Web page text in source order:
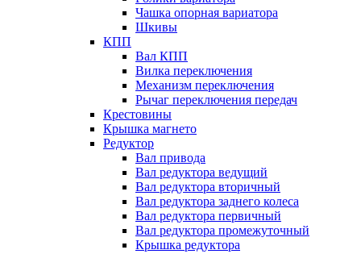
Чашка опорная вариатора
Шкивы
КПП
Вал КПП
Вилка переключения
Механизм переключения
Рычаг переключения передач
Крестовины
Крышка магнето
Редуктор
Вал привода
Вал редуктора ведущий
Вал редуктора вторичный
Вал редуктора заднего колеса
Вал редуктора первичный
Вал редуктора промежуточный
Крышка редуктора